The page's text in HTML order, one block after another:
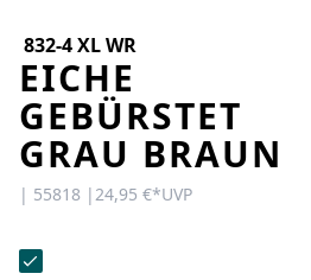
unser Kontaktformular.
832-4 XL WR
EICHE
GEBÜRSTET
GRAU BRAUN
| 55818 | 24,95 €*UVP